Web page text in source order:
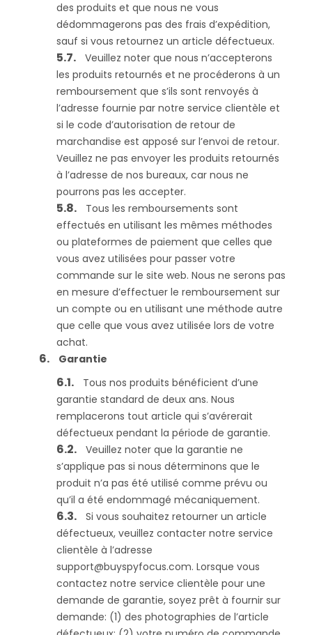
des produits et que nous ne vous
dédommagerons pas des frais d’expédition,
sauf si vous retournez un article défectueux.
Veuillez noter que nous n’accepterons
les produits retournés et ne procéderons à un
remboursement que s’ils sont renvoyés à
l’adresse fournie par notre service clientèle et
si le code d’autorisation de retour de
marchandise est apposé sur l’envoi de retour.
Veuillez ne pas envoyer les produits retournés
à l’adresse de nos bureaux, car nous ne
pourrons pas les accepter.
Tous les remboursements sont
effectués en utilisant les mêmes méthodes
ou plateformes de paiement que celles que
vous avez utilisées pour passer votre
commande sur le site web. Nous ne serons pas
en mesure d’effectuer le remboursement sur
un compte ou en utilisant une méthode autre
que celle que vous avez utilisée lors de votre
achat.
Garantie
Tous nos produits bénéficient d’une
garantie standard de deux ans. Nous
remplacerons tout article qui s’avérerait
défectueux pendant la période de garantie.
Veuillez noter que la garantie ne
s’applique pas si nous déterminons que le
produit n’a pas été utilisé comme prévu ou
qu’il a été endommagé mécaniquement.
Si vous souhaitez retourner un article
défectueux, veuillez contacter notre service
clientèle à l’adresse
support@buyspyfocus.com. Lorsque vous
contactez notre service clientèle pour une
demande de garantie, soyez prêt à fournir sur
demande: (1) des photographies de l’article